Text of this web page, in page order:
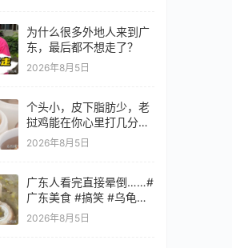
为什么很多外地人来到广
东，最后都不想走了？
2026年8月5日
个头小，皮下脂肪少，老
挝鸡能在你心里打几分？
你更喜欢用这种鸡做什么
2026年8月5日
广东人看完直接晕倒……#
广东美食 #搞笑 #乌龟大
师仙逝 #
2026年8月5日